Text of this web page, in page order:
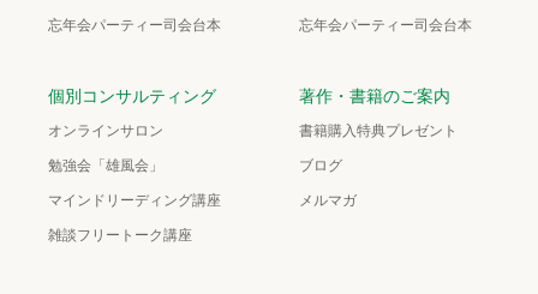
忘年会パーティー司会台本 忘年会パーティー司会台本
個別コンサルティング
オンラインサロン
勉強会「雄風会」
マインドリーディング講座
雑談フリートーク講座
著作・書籍のご案内
書籍購入特典プレゼント
ブログ
メルマガ